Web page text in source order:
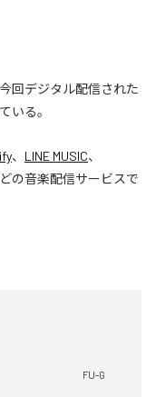
回デジタル配信された
いる。
、 LINE MUSIC、
の音楽配信サービスで
FU-G